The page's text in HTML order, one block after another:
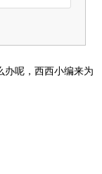
办呢，西西小编来为